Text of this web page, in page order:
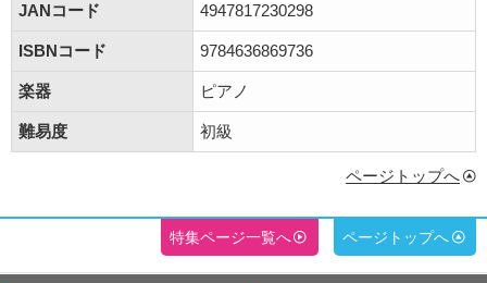
JANコード 4947817230298
ISBNコード 9784636869736
楽器 ピアノ
難易度 初級
ページトップへ
特集ページ一覧へ ページトップへ